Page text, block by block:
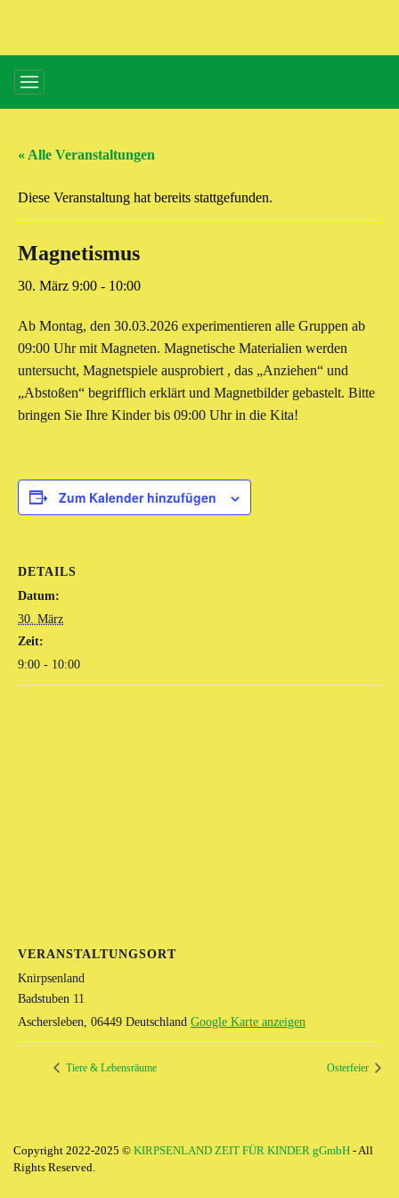
« Alle Veranstaltungen
Diese Veranstaltung hat bereits stattgefunden.
Magnetismus
30. März 9:00 - 10:00
Ab Montag, den 30.03.2026 experimentieren alle Gruppen ab
09:00 Uhr mit Magneten. Magnetische Materialien werden
untersucht, Magnetspiele ausprobiert , das „Anziehen“ und
„Abstoßen“ begrifflich erklärt und Magnetbilder gebastelt. Bitte
bringen Sie Ihre Kinder bis 09:00 Uhr in die Kita!
Zum Kalender hinzufügen
DETAILS
Datum:
30. März
Zeit:
9:00 - 10:00
VERANSTALTUNGSORT
Knirpsenland
Badstuben 11
Aschersleben 06449 Deutschland Google Karte anzeigen
Tiere & Lebensräume Osterfeier
Copyright 2022-2025 © KIRPSENLAND ZEIT FÜR KINDER gGmbH - All
Rights Reserved.